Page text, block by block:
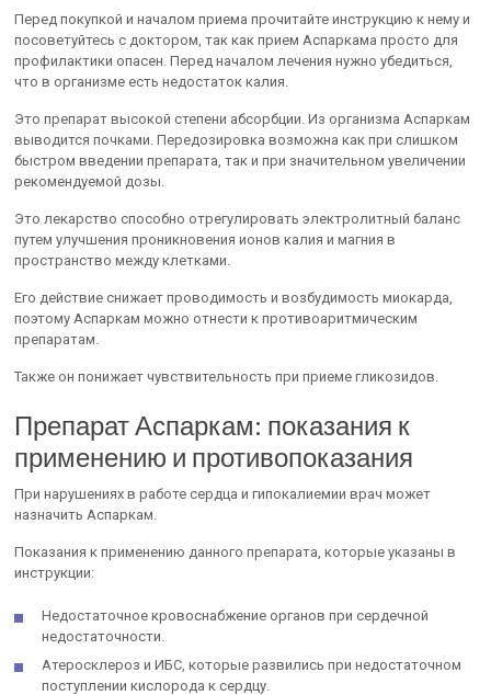
Перед покупкой и началом приема прочитайте инструкцию к нему и
посоветуйтесь с доктором, так как прием Аспаркама просто для
профилактики опасен. Перед началом лечения нужно убедиться,
что в организме есть недостаток калия.
Это препарат высокой степени абсорбции. Из организма Аспаркам
выводится почками. Передозировка возможна как при слишком
быстром введении препарата, так и при значительном увеличении
рекомендуемой дозы.
Это лекарство способно отрегулировать электролитный баланс
путем улучшения проникновения ионов калия и магния в
пространство между клетками.
Его действие снижает проводимость и возбудимость миокарда,
поэтому Аспаркам можно отнести к противоаритмическим
препаратам.
Также он понижает чувствительность при приеме гликозидов.
Препарат Аспаркам: показания к
применению и противопоказания
При нарушениях в работе сердца и гипокалиемии врач может
назначить Аспаркам.
Показания к применению данного препарата, которые указаны в
инструкции:
Недостаточное кровоснабжение органов при сердечной
недостаточности.
Атеросклероз и ИБС, которые развились при недостаточном
поступлении кислорода к сердцу.